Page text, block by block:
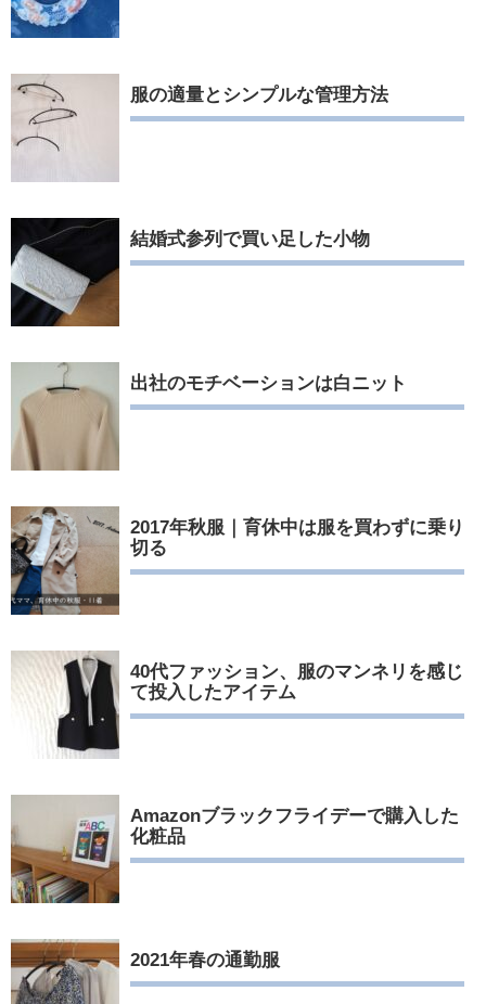
服の適量とシンプルな管理方法
結婚式参列で買い足した小物
出社のモチベーションは白ニット
2017年秋服｜育休中は服を買わずに乗り
切る
40代ファッション、服のマンネリを感じ
て投入したアイテム
Amazonブラックフライデーで購入した
化粧品
2021年春の通勤服